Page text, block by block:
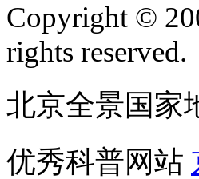
Copyright ©
rights reserved.
北京全景国家
优秀科普网站